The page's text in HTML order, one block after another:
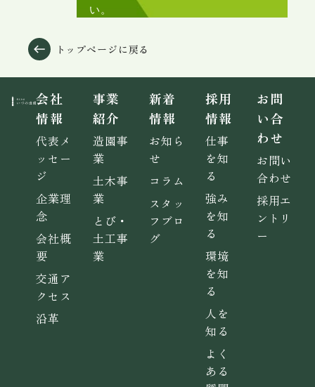
い。
トップページに戻る
会社
情報
代表メ
ッセー
ジ
企業理
念
会社概
要
交通ア
クセス
沿革
事業
紹介
造園事
業
土木事
業
とび・
土工事
業
新着
情報
お知ら
せ
コラム
スタッ
フブロ
グ
採用
情報
仕事
を知
る
強み
を知
る
環境
を知
る
人を
知る
よく
ある
お問
い合
わせ
お問い
合わせ
採用エ
ントリ
ー